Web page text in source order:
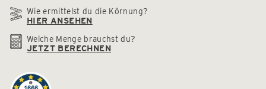
Wie ermittelst du die Körnung?
HIER ANSEHEN
Welche Menge brauchst du?
JETZT BERECHNEN